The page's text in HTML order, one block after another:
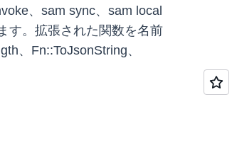
、sam sync、sam local
す。拡張された関数を名前
、Fn::ToJsonString、